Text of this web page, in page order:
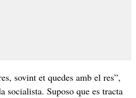
sovint et quedes amb el res”,
socialista. Suposo que es tracta